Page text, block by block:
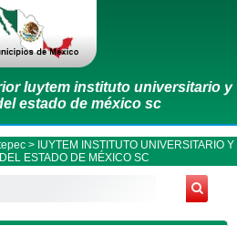
Iuytem instituto universitario y
estado de méxico sc
> IUYTEM INSTITUTO UNIVERSITARIO Y
ESTADO DE MÉXICO SC